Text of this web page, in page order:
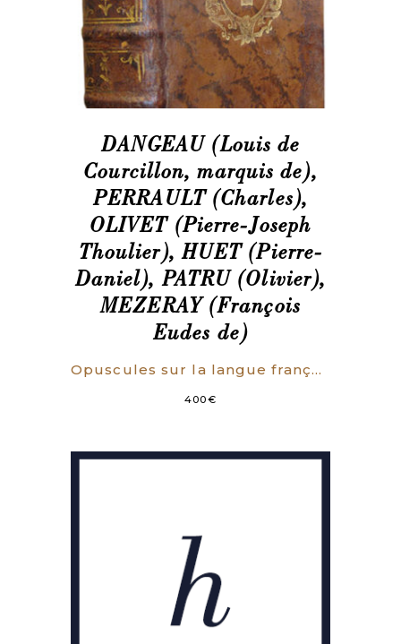
DANGEAU (Louis de
Courcillon, marquis de),
PERRAULT (Charles),
OLIVET (Pierre-Joseph
Thoulier), HUET (Pierre-
Daniel), PATRU (Olivier),
MEZERAY (François
Eudes de)
Opuscules sur la langue françoise. Par divers Académiciens. (RELIURE AUX ARMES)
400€